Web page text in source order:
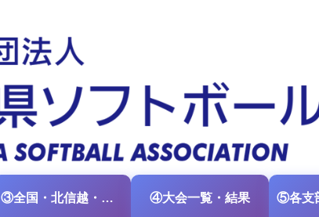
③全国・北信越・中日本大会情報 ④大会一覧・結果